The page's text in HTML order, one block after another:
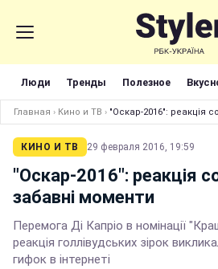
Люди Тренды Полезное
Главная › Кино и ТВ › "Оскар-2016": реакція
КИНО И ТВ 29 февраля 2016, 19:59
"Оскар-2016": реакція
забавні моменти
Перемога Ді Капріо в номінації
реакція голлівудських зірок
гифок в інтернеті